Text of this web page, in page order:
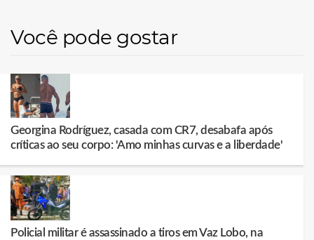
Você pode gostar
Georgina Rodríguez, casada com CR7, desabafa após
críticas ao seu corpo: 'Amo minhas curvas e a liberdade'
Policial militar é assassinado a tiros em Vaz Lobo, na